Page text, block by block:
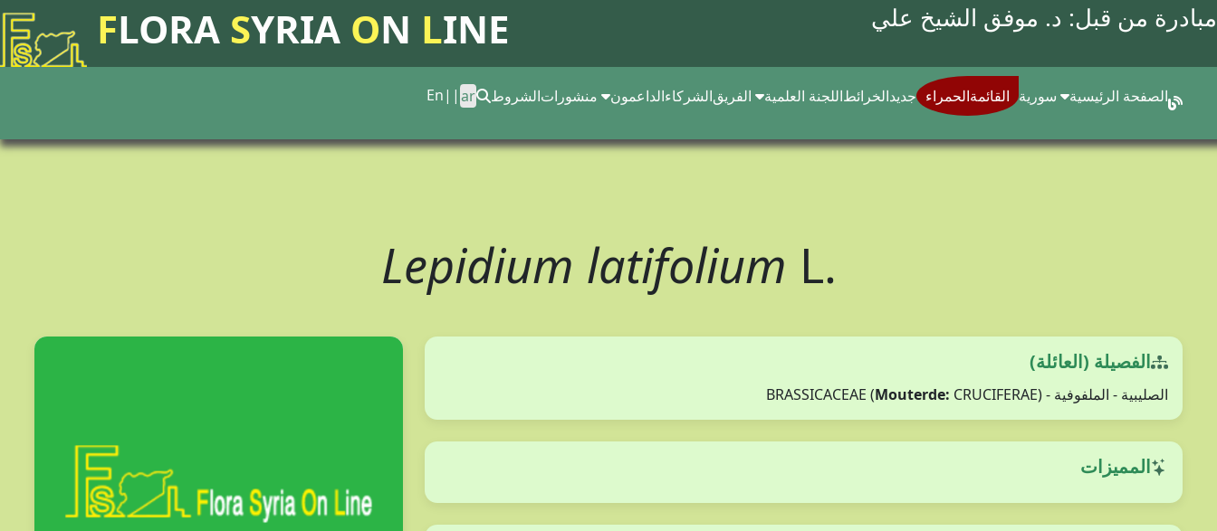
FLORA SYRIA ON LINE مبادرة من قبل: د. موفق الشيخ علي
الصفحة الرئيسية القائمةالحمراء جديدالخرائطاللجنة العلمية الشركاءالداعمون الشروط En|| ar
Lepidium latifolium L.
الفصيلة (العائلة)
الصليبية - الملفوفية - BRASSICACEAE ( Mouterde: CRUCIFERAE)
المميزات